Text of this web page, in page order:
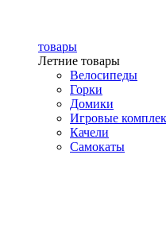
товары
Летние товары
Велосипеды
Горки
Домики
Игровые
Качели
Самокаты